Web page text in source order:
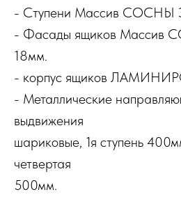
- Ступени Массив СОСНЫ
- Фасады ящиков Массив
18мм.
- корпус ящиков
- Металлические
выдвижения
шариковые, 1я ступень
четвертая
500мм.